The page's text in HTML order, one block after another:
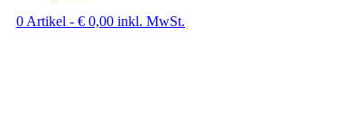
0 Artikel - € 0,00 inkl. MwSt.